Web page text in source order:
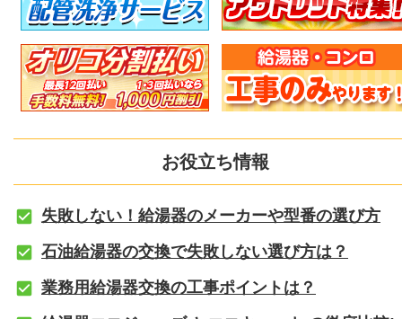
お役立ち情報
失敗しない！給湯器のメーカーや型番の選び方
石油給湯器の交換で失敗しない選び方は？
業務用給湯器交換の工事ポイントは？